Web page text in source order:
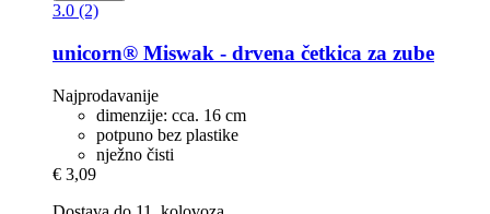
3.0 (2)
unicorn® Miswak -​ drvena četkica za zube
Najprodavanije
dimenzije: cca. 16 cm
potpuno bez plastike
nježno čisti
€ 3,09